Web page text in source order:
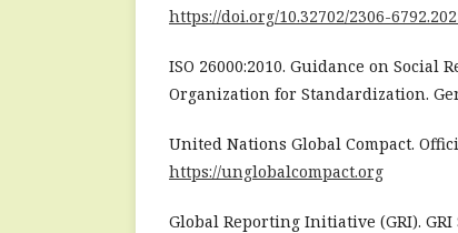
https://doi.org/10.32702/2306-
ISO 26000:2010. Guidance on
Organization for Standardization.
United Nations Global Compact.
https://unglobalcompact.org
Global Reporting Initiative (GRI). GRI